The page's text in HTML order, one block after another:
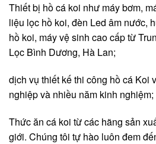
Thiết bị hồ cá koi như máy bơm,
liệu lọc hồ koi, đèn Led âm nước,
hồ koi, máy vệ sinh cao cấp từ
Lọc Bình Dương, Hà Lan;
dịch vụ thiết kế thi công hồ cá Koi
nghiệp và nhiều năm kinh nghiệm;
Thức ăn cá koi từ các hãng sản
giới. Chúng tôi tự hào luôn đem